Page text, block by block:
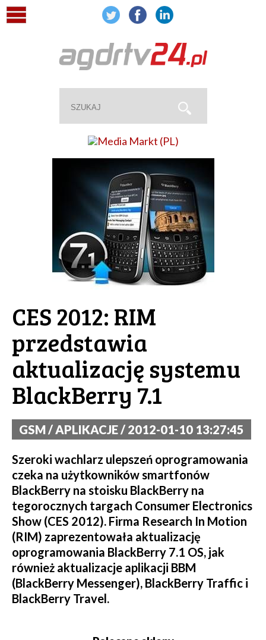
CES 2012: RIM
przedstawia
aktualizację systemu
BlackBerry 7.1
GSM / APLIKACJE / 2012-01-10 13:27:45
Szeroki wachlarz ulepszeń oprogramowania
czeka na użytkowników smartfonów
BlackBerry na stoisku BlackBerry na
tegorocznych targach Consumer Electronics
Show (CES 2012). Firma Research In Motion
(RIM) zaprezentowała aktualizację
oprogramowania BlackBerry 7.1 OS, jak
również aktualizacje aplikacji BBM
(BlackBerry Messenger), BlackBerry Traffic i
BlackBerry Travel.